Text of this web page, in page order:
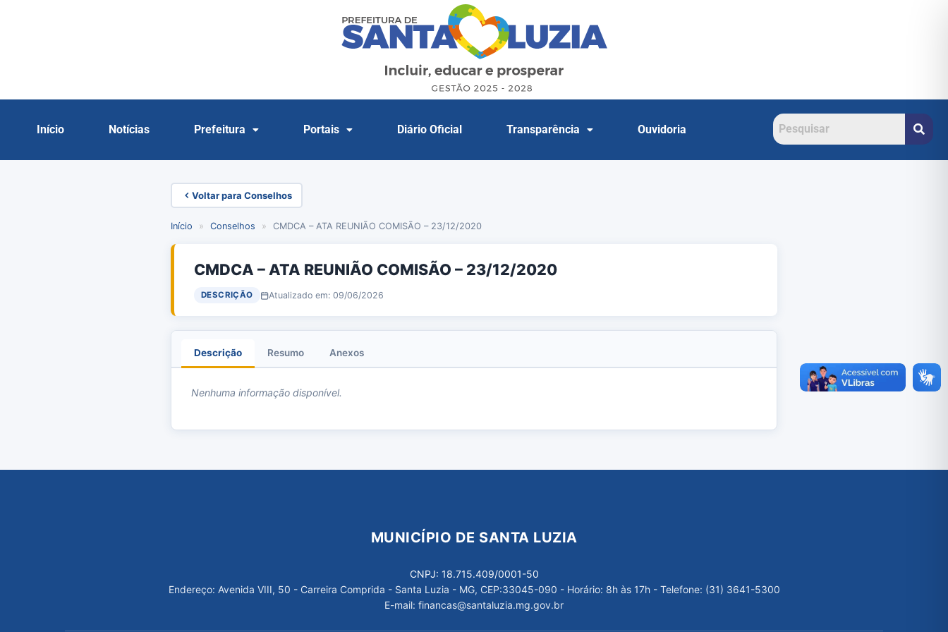
Início Notícias Prefeitura Portais Diário Oficial Transparência Ouvidoria
Voltar para Conselhos
Início » Conselhos » CMDCA – ATA REUNIÃO COMISÃO – 23/12/2020
CMDCA – ATA REUNIÃO COMISÃO – 23/12/2020
DESCRIÇÃO Atualizado em: 09/06/2026
Descrição Resumo Anexos
Nenhuma informação disponível.
MUNICÍPIO DE SANTA LUZIA
CNPJ: 18.715.409/0001-50
Endereço: Avenida VIII, 50 - Carreira Comprida - Santa Luzia - MG, CEP:33045-090 - Horário: 8h às 17h - Telefone: (31) 3641-5300
E-mail: financas@santaluzia.mg.gov.br